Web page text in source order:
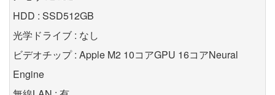
HDD : SSD512GB
光学ドライブ : なし
ビデオチップ : Apple M2 10コアGPU 16コアNeural
Engine